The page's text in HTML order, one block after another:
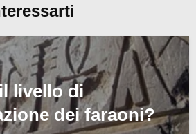
livello di
dei faraoni?